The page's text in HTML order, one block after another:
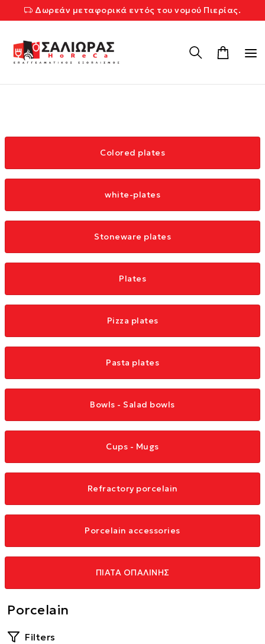
Δωρεάν μεταφορικά εντός του νομού Πιερίας.
Colored plates
white-plates
Stoneware plates
Plates
Pizza plates
Pasta plates
Bowls - Salad bowls
Cups - Mugs
Refractory porcelain
Porcelain accessories
ΠΙΑΤΑ ΟΠΑΛΙΝΗΣ
Porcelain
Filters